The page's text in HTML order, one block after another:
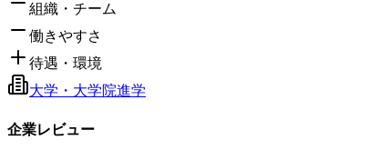
組織・チーム
働きやすさ
待遇・環境
大学・大学院進学
企業レビュー